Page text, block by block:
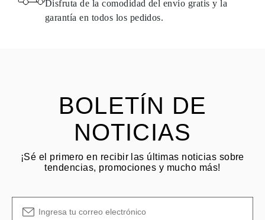
a partir de la fecha de entrega del
Disfruta de la comodidad del envío gratis y la
garantía en todos los pedidos.
BOLETÍN DE
NOTICIAS
¡Sé el primero en recibir las últimas noticias sobre
tendencias, promociones y mucho más!